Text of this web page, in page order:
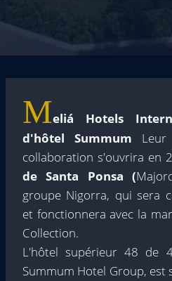
Meliá Hotels
d'hôtel Summum Leur
collaboration s'ouvrira en
de Santa Ponsa (
groupe Nigorra, qui sera
et fonctionnera avec la
Collection.
L'hôtel supérieur 48 de
Summum Hotel Group, est